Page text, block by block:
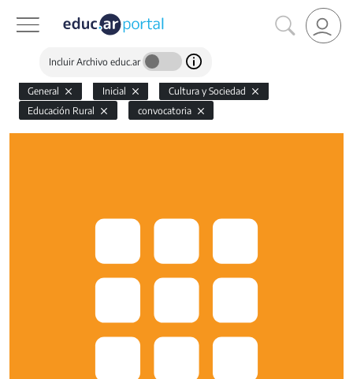
Incluir Archivo educ.ar
General Inicial
Cultura y Sociedad
Educación Rural
convocatoria